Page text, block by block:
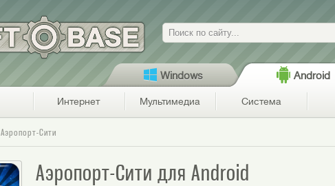
Поиск
Windows Android
Интернет Мультимедиа Система
Аэропорт-Сити
Аэропорт-Сити для Android